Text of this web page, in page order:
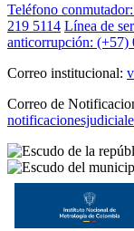
Teléfono
219 5114 Línea de
anticorrupción: (+57)
Correo institucional:
Correo de